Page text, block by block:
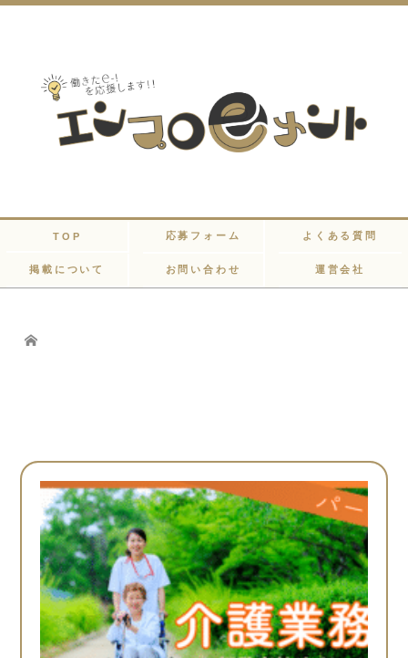
TOP 応募フォーム よくある質問
掲載について お問い合わせ 運営会社
Home